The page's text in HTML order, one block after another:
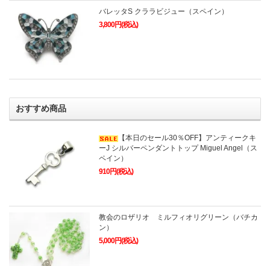
バレッタS クララビジュー（スペイン）
3,800円(税込)
おすすめ商品
【本日のセール30％OFF】アンティークキ
ーJ シルバーペンダントトップ Miguel Angel（ス
ペイン）
910円(税込)
教会のロザリオ ミルフィオリグリーン（バチカ
ン）
5,000円(税込)